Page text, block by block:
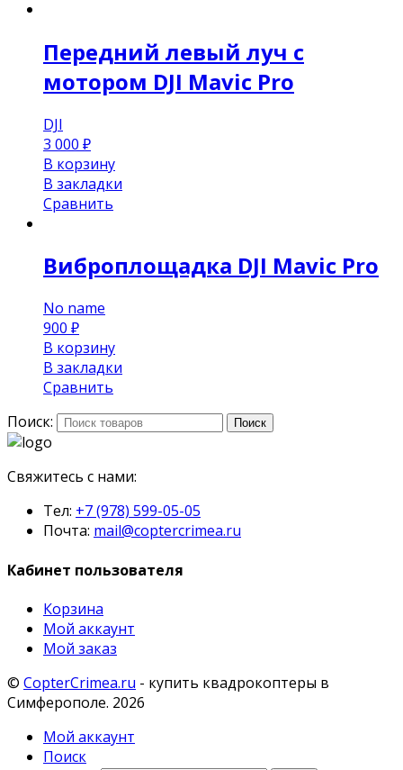
Передний левый луч с
мотором DJI Mavic Pro
DJI
3 000 ₽
В корзину
В закладки
Сравнить
Виброплощадка DJI Mavic Pro
No name
900 ₽
В корзину
В закладки
Сравнить
Поиск:
Поиск
Свяжитесь с нами:
Тел: +7 (978) 599-05-05
Почта: mail@coptercrimea.ru
Кабинет пользователя
Корзина
Мой аккаунт
Мой заказ
© CopterCrimea.ru - купить квадрокоптеры в
Симферополе. 2026
Мой аккаунт
Поиск